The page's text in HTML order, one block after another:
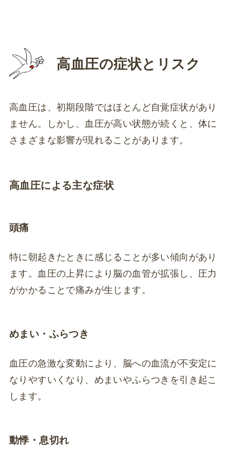
高血圧の症状とリスク
高血圧は、初期段階ではほとんど自覚症状があり
ません。しかし、血圧が高い状態が続くと、体に
さまざまな影響が現れることがあります。
高血圧による主な症状
頭痛
特に朝起きたときに感じることが多い傾向があり
ます。血圧の上昇により脳の血管が拡張し、圧力
がかかることで痛みが生じます。
めまい・ふらつき
血圧の急激な変動により、脳への血流が不安定に
なりやすいくなり、めまいやふらつきを引き起こ
します。
動悸・息切れ